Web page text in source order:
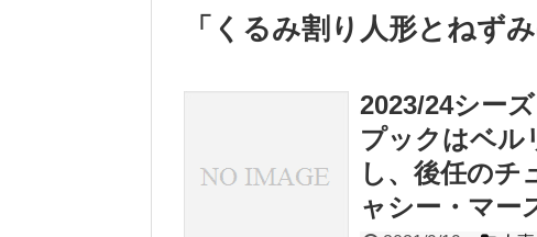
「 くるみ割り人形とねず
2023/24シー
プックはベル
し、後任のチ
ャシー・マー